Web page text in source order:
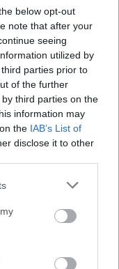
below opt-out
note that after your
seeing
utilized by
parties prior to
of the further
third parties on the
information may
the IAB’s List of
disclose it to other
en nuestro
de virus y están
alguno.
desees compartir
de contactoy